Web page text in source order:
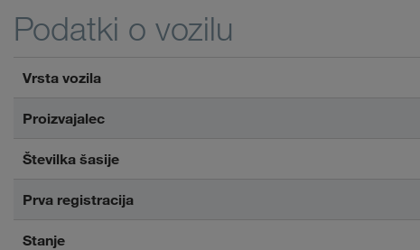
Podatki o vozilu
Vrsta vozila
Proizvajalec
Številka šasije
Prva registracija
Stanje